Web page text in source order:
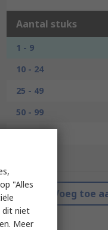
Aantal stuks
1 - 9
10 - 24
25 - 49
50 - 99
100 +
Voeg toe
"Alles
dit niet
Meer